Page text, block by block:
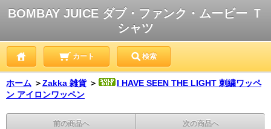
BOMBAY JUICE ダブ・ファンク・ムービー Ｔ
シャツ
カート 検索
ホーム ＞Zakka 雑貨 ＞
I HAVE SEEN THE LIGHT 刺繍ワッペ
ン アイロンワッペン
前の商品へ 次の商品へ